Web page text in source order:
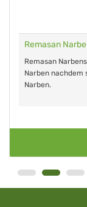
Remasan
Remasan
Narben nachdem
Narben.